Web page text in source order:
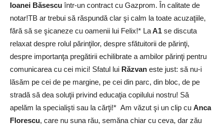
Ioanei Băsescu într-un contract cu Gazprom. În calitate de
notar!TB ar trebui să răspundă clar şi calm la toate acuzaţiile,
fără să se şicaneze cu oamenii lui Felix!* LaA1 se discuta
relaxat despre rolul părinţilor, despre sfătuitorii de părinţi,
despre importanţa pregătirii echilibrate a ambilor părinţi pentru
comunicarea cu cei mici! Sfatul lui Răzvan este just: să nu-i
lăsăm pe cei de pe margine, pe cei din parc, din bloc, de pe
stradă să dea soluţii privind educaţia copilului nostru! Să
apelăm la specialişti sau la cărţi!* Am văzut şi un clip cu Anca
Florescu, care nu suna rău, semăna chiar cu ceva, dar zău